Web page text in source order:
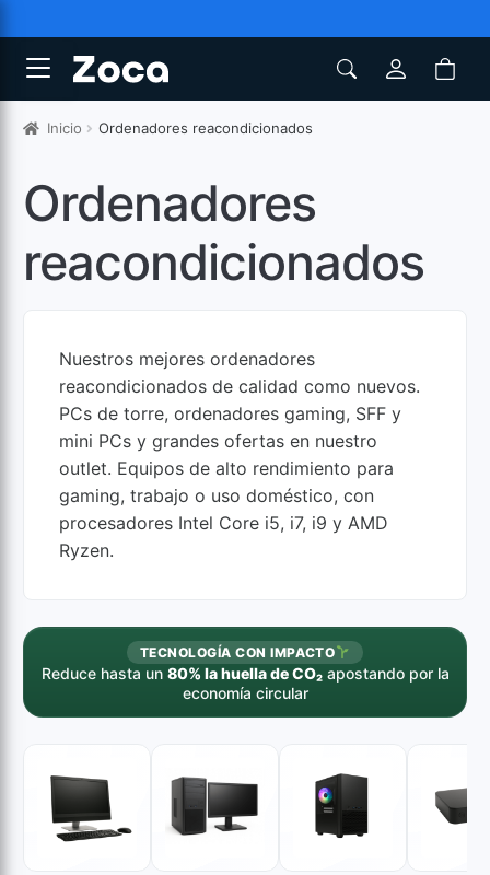
Inicio Ordenadores reacondicionados
Ordenadores
reacondicionados
Nuestros mejores ordenadores
reacondicionados de calidad como nuevos.
PCs de torre, ordenadores gaming, SFF y
mini PCs y grandes ofertas en nuestro
outlet. Equipos de alto rendimiento para
gaming, trabajo o uso doméstico, con
procesadores Intel Core i5, i7, i9 y AMD
Ryzen.
TECNOLOGÍA CON IMPACTO
Reduce hasta un 80% la huella de CO₂apostando por la
economía circular